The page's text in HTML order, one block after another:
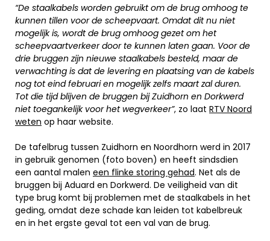
“De staalkabels worden gebruikt om de brug omhoog te
kunnen tillen voor de scheepvaart. Omdat dit nu niet
mogelijk is, wordt de brug omhoog gezet om het
scheepvaartverkeer door te kunnen laten gaan. Voor de
drie bruggen zijn nieuwe staalkabels besteld, maar de
verwachting is dat de levering en plaatsing van de kabels
nog tot eind februari en mogelijk zelfs maart zal duren.
Tot die tijd blijven de bruggen bij Zuidhorn en Dorkwerd
niet toegankelijk voor het wegverkeer”, zo laat RTV Noord
weten op haar website.
De tafelbrug tussen Zuidhorn en Noordhorn werd in 2017
in gebruik genomen (foto boven) en heeft sindsdien
een aantal malen een flinke storing gehad. Net als de
bruggen bij Aduard en Dorkwerd. De veiligheid van dit
type brug komt bij problemen met de staalkabels in het
geding, omdat deze schade kan leiden tot kabelbreuk
en in het ergste geval tot een val van de brug.